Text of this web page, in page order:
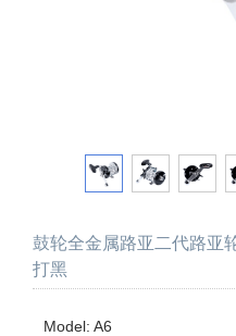
鼓轮全金属路亚二代路亚
打黑
Model: A6